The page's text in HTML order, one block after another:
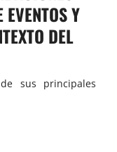
Y
DEL
sus principales